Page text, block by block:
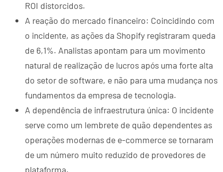
ROI distorcidos.
A reação do mercado financeiro: Coincidindo com
o incidente, as ações da Shopify registraram queda
de 6,1%. Analistas apontam para um movimento
natural de realização de lucros após uma forte alta
do setor de software, e não para uma mudança nos
fundamentos da empresa de tecnologia.
A dependência de infraestrutura única: O incidente
serve como um lembrete de quão dependentes as
operações modernas de e-commerce se tornaram
de um número muito reduzido de provedores de
plataforma.